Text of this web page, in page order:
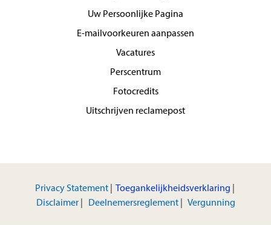
Uw Persoonlijke Pagina
E-mailvoorkeuren aanpassen
Vacatures
Perscentrum
Fotocredits
Uitschrijven reclamepost
Privacy Statement| Toegankelijkheidsverklaring
Disclaimer| Deelnemersreglement| Vergunning